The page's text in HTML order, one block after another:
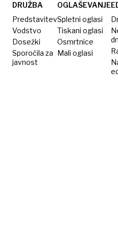
evropsko
elito
brez
DRUŽBA
Predstavitev
Vodstvo
Dosežki
Sporočila za
javnost
OGLAŠEVANJE
Spletni oglasi
Tiskani oglasi
Osmrtnice
Mali oglasi